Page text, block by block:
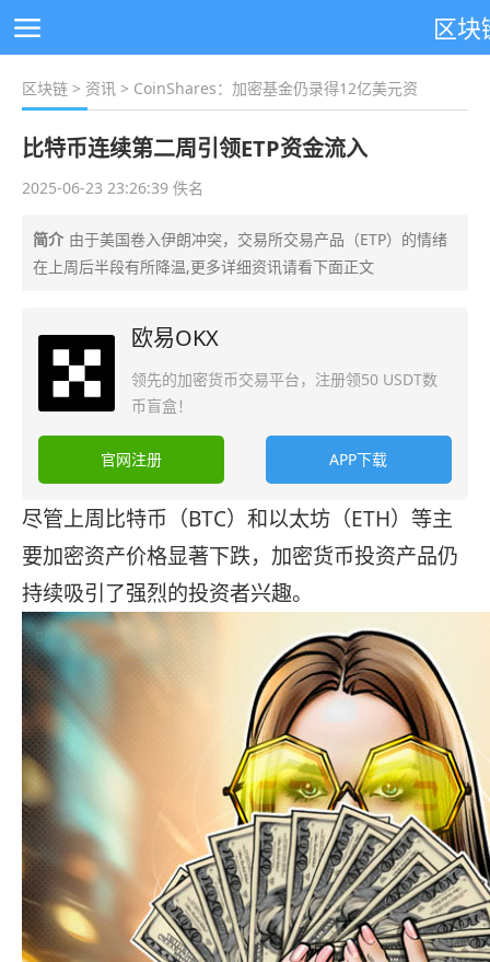
区块
区块链 > 资讯 > CoinShares：加密基金仍录得12亿美元资
比特币连续第二周引领ETP资金流入
2025-06-23 23:26:39 佚名
简介 由于美国卷入伊朗冲突，交易所交易产品（ETP）的情绪
在上周后半段有所降温,更多详细资讯请看下面正文
欧易OKX
领先的加密货币交易平台，注册领50 USDT数
币盲盒！
官网注册 APP下载
尽管上周比特币（BTC）和以太坊（ETH）等主
要加密资产价格显著下跌，加密货币投资产品仍
持续吸引了强烈的投资者兴趣。